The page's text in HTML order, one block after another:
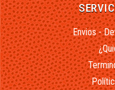
Envios -